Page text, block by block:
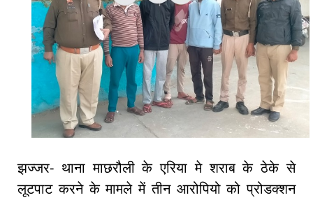
झज्जर- थाना माछरौली के एरिया मे शराब के ठेके से
लूटपाट करने के मामले में तीन आरोपियो को प्रोडक्शन